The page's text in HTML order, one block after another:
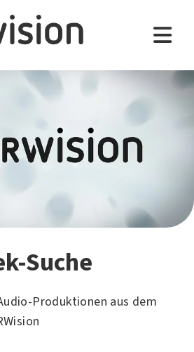
Suche
Produktionen aus dem